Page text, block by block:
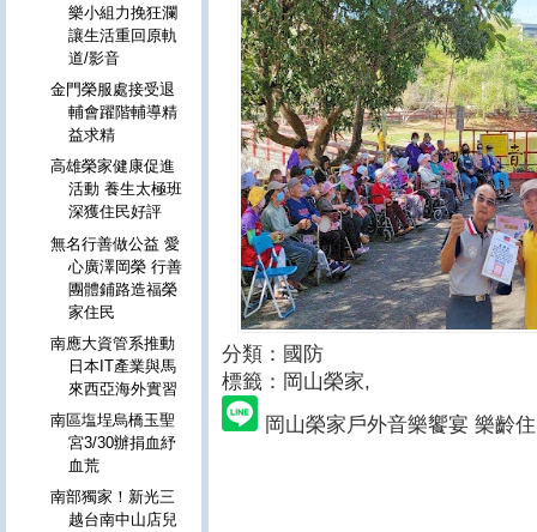
分類：國防
標籤：岡山榮家,
岡山榮家戶外音樂饗宴 樂齡
樂小組力挽狂瀾
讓生活重回原軌
道/影音
金門榮服處接受退
輔會躍階輔導精
益求精
高雄榮家健康促進
活動 養生太極班
深獲住民好評
無名行善做公益 愛
心廣澤岡榮 行善
團體鋪路造福榮
家住民
南應大資管系推動
日本IT產業與馬
來西亞海外實習
南區塩埕烏橋玉聖
宮3/30辦捐血紓
血荒
南部獨家！新光三
越台南中山店兒